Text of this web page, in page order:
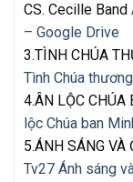
CS. Cecille Band
– Google Drive
3.TÌNH CHÚA
Tình Chúa
4.ÂN LỘC CHÚA
lộc Chúa ban
5.ÁNH SÁNG
Tv27 Ánh sáng